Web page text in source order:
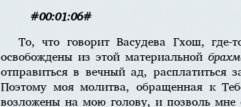
#00:01:06#
То, что говорит Васудева Гхош,
освобождены из этой материальной
отправиться в вечный ад, расплатиться
Поэтому моя молитва, обращенная к
возложены на мою голову, и позволь мне